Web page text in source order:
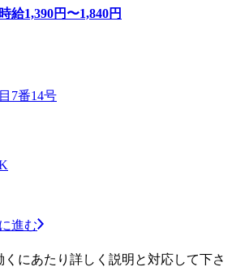
時給1,390円〜1,840円
7番14号
進む
にあたり詳しく説明と対応して下さ